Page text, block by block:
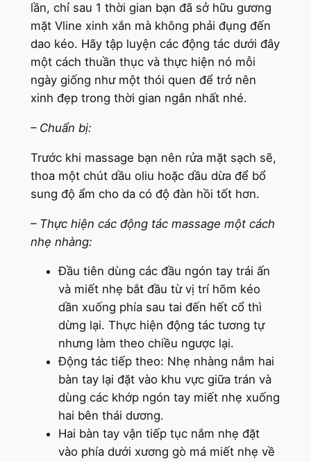
lần, chỉ sau 1 thời gian bạn đã sở hữu gương
mặt Vline xinh xắn mà không phải đụng đến
dao kéo. Hãy tập luyện các động tác dưới đây
một cách thuần thục và thực hiện nó mỗi
ngày giống như một thói quen để trở nên
xinh đẹp trong thời gian ngắn nhất nhé.
– Chuẩn bị:
Trước khi massage bạn nên rửa mặt sạch sẽ,
thoa một chút dầu oliu hoặc dầu dừa để bổ
sung độ ẩm cho da có độ đàn hồi tốt hơn.
– Thực hiện các động tác massage một cách
nhẹ nhàng:
Đầu tiên dùng các đầu ngón tay trái ấn
và miết nhẹ bắt đầu từ vị trí hõm kéo
dần xuống phía sau tai đến hết cổ thì
dừng lại. Thực hiện động tác tương tự
nhưng làm theo chiều ngược lại.
Động tác tiếp theo: Nhẹ nhàng nắm hai
bàn tay lại đặt vào khu vực giữa trán và
dùng các khớp ngón tay miết nhẹ xuống
hai bên thái dương.
Hai bàn tay vận tiếp tục nắm nhẹ đặt
vào phía dưới xương gò má miết nhẹ về